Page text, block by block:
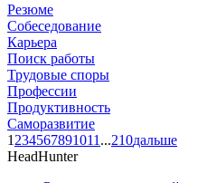
Резюме
Собеседование
Карьера
Поиск работы
Трудовые споры
Профессии
Продуктивность
Саморазвитие
1 234567891011 ...210дальше
HeadHunter